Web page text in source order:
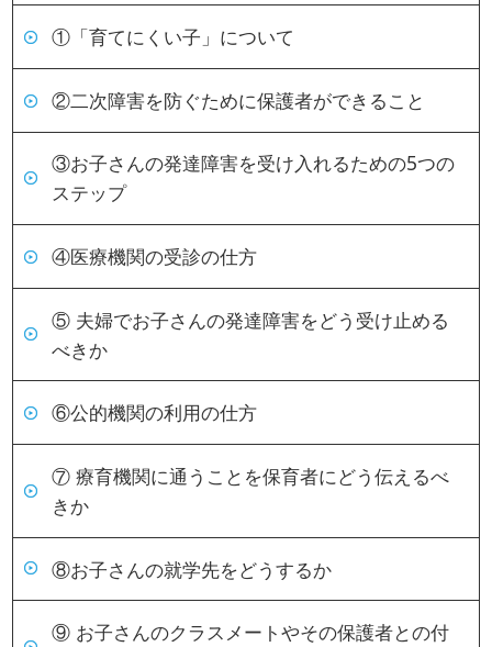
①「育てにくい子」について
②二次障害を防ぐために保護者ができること
③お子さんの発達障害を受け入れるための5つの
ステップ
④医療機関の受診の仕方
⑤ 夫婦でお子さんの発達障害をどう受け止める
べきか
⑥公的機関の利用の仕方
⑦ 療育機関に通うことを保育者にどう伝えるべ
きか
⑧お子さんの就学先をどうするか
⑨ お子さんのクラスメートやその保護者との付